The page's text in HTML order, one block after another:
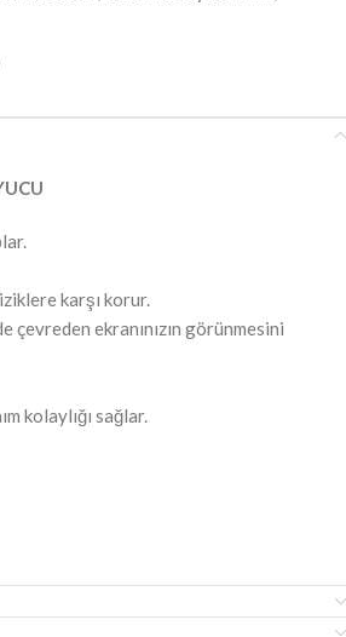
karşı korur.
çevreden ekranınızın görünmesini
kolaylığı sağlar.